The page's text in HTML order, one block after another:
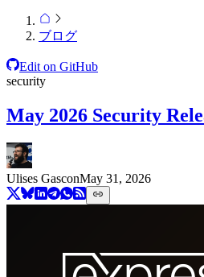
ブログ
Edit on GitHub
security
May 2026 Security
Ulises GasconMay 31, 2026